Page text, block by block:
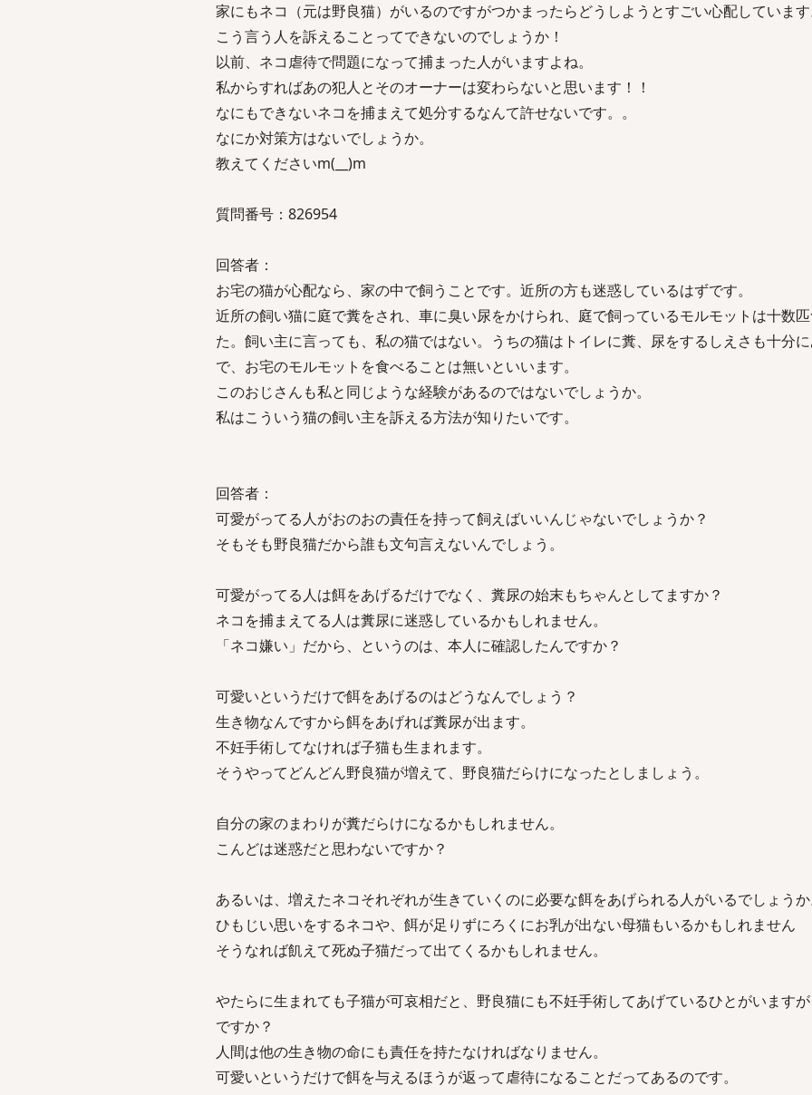
家にもネコ（元は野良猫）がいるのですがつかまったらどうしようとすごい心配しています
こう言う人を訴えることってできないのでしょうか！
以前、ネコ虐待で問題になって捕まった人がいますよね。
私からすればあの犯人とそのオーナーは変わらないと思います！！
なにもできないネコを捕まえて処分するなんて許せないです。。
なにか対策方はないでしょうか。
教えてくださいm(__)m
質問番号：826954
回答者：
お宅の猫が心配なら、家の中で飼うことです。近所の方も迷惑しているはずです。
近所の飼い猫に庭で糞をされ、車に臭い尿をかけられ、庭で飼っているモルモットは十数
た。飼い主に言っても、私の猫ではない。うちの猫はトイレに糞、尿をするしえさも十分
で、お宅のモルモットを食べることは無いといいます。
このおじさんも私と同じような経験があるのではないでしょうか。
私はこういう猫の飼い主を訴える方法が知りたいです。
回答者：
可愛がってる人がおのおの責任を持って飼えばいいんじゃないでしょうか？
そもそも野良猫だから誰も文句言えないんでしょう。
可愛がってる人は餌をあげるだけでなく、糞尿の始末もちゃんとしてますか？
ネコを捕まえてる人は糞尿に迷惑しているかもしれません。
「ネコ嫌い」だから、というのは、本人に確認したんですか？
可愛いというだけで餌をあげるのはどうなんでしょう？
生き物なんですから餌をあげれば糞尿が出ます。
不妊手術してなければ子猫も生まれます。
そうやってどんどん野良猫が増えて、野良猫だらけになったとしましょう。
自分の家のまわりが糞だらけになるかもしれません。
こんどは迷惑だと思わないですか？
あるいは、増えたネコそれぞれが生きていくのに必要な餌をあげられる人がいるでしょうか
ひもじい思いをするネコや、餌が足りずにろくにお乳が出ない母猫もいるかもしれません
そうなれば飢えて死ぬ子猫だって出てくるかもしれません。
やたらに生まれても子猫が可哀相だと、野良猫にも不妊手術してあげているひとがいます
ですか？
人間は他の生き物の命にも責任を持たなければなりません。
可愛いというだけで餌を与えるほうが返って虐待になることだってあるのです。